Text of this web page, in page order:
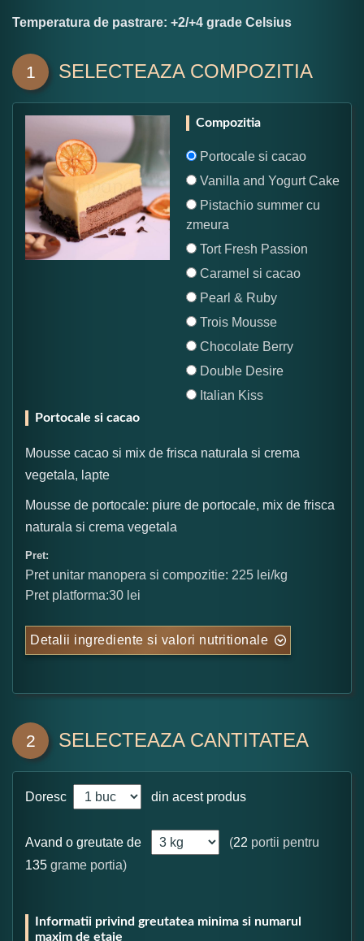
Temperatura de pastrare: +2/+4 grade Celsius
1 SELECTEAZA COMPOZITIA
Compozitia
Portocale si cacao
Vanilla and Yogurt Cake
Pistachio summer cu
zmeura
Tort Fresh Passion
Caramel si cacao
Pearl & Ruby
Trois Mousse
Chocolate Berry
Double Desire
Italian Kiss
Portocale si cacao
Mousse cacao si mix de frisca naturala si crema
vegetala, lapte
Mousse de portocale: piure de portocale, mix de frisca
naturala si crema vegetala
Pret:
Pret unitar manopera si compozitie: 225 lei/kg
Pret platforma:30 lei
Detalii ingrediente si valori nutritionale
2 SELECTEAZA CANTITATEA
Doresc din acest produs
Avand o greutate de (22 portii pentru
135 grame portia)
Informatii privind greutatea minima si numarul
maxim de etaje